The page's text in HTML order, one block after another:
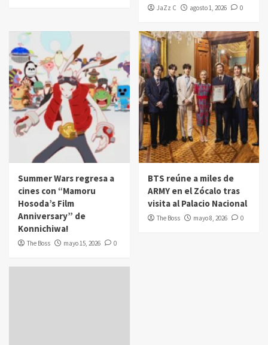
JaZz C agosto 1, 2026 0
Summer Wars regresa a
cines con “Mamoru
Hosoda’s Film
Anniversary” de
Konnichiwa!
The Boss mayo 15, 2026 0
BTS reúne a miles de
ARMY en el Zócalo tras
visita al Palacio Nacional
The Boss mayo 8, 2026 0